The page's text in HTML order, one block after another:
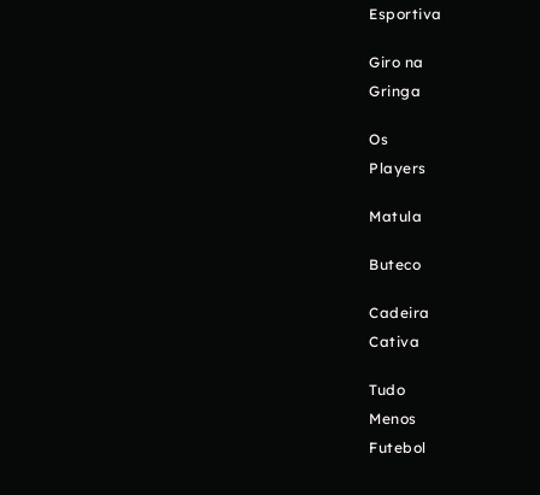
Esportiva
Giro na
Gringa
Os
Players
Matula
Buteco
Cadeira
Cativa
Tudo
Menos
Futebol